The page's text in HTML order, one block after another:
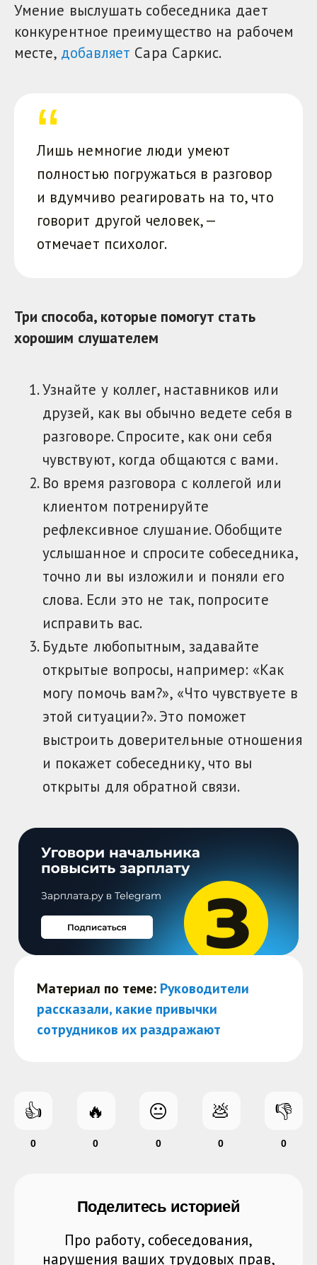
Умение выслушать собеседника дает
конкурентное преимущество на рабочем
месте, добавляет Сара Саркис.
Лишь немногие люди умеют
полностью погружаться в разговор
и вдумчиво реагировать на то, что
говорит другой человек, —
отмечает психолог.
Три способа, которые помогут стать
хорошим слушателем
Узнайте у коллег, наставников или
друзей, как вы обычно ведете себя в
разговоре. Спросите, как они себя
чувствуют, когда общаются с вами.
Во время разговора с коллегой или
клиентом потренируйте
рефлексивное слушание. Обобщите
услышанное и спросите собеседника,
точно ли вы изложили и поняли его
слова. Если это не так, попросите
исправить вас.
Будьте любопытным, задавайте
открытые вопросы, например: «Как
могу помочь вам?», «Что чувствуете в
этой ситуации?». Это поможет
выстроить доверительные отношения
и покажет собеседнику, что вы
открыты для обратной связи.
Материал по теме: Руководители
рассказали, какие привычки
сотрудников их раздражают
👍
0
🔥
0
😐
0
💩
0
👎
0
Поделитесь историей
Про работу, собеседования,
нарушения ваших трудовых прав,